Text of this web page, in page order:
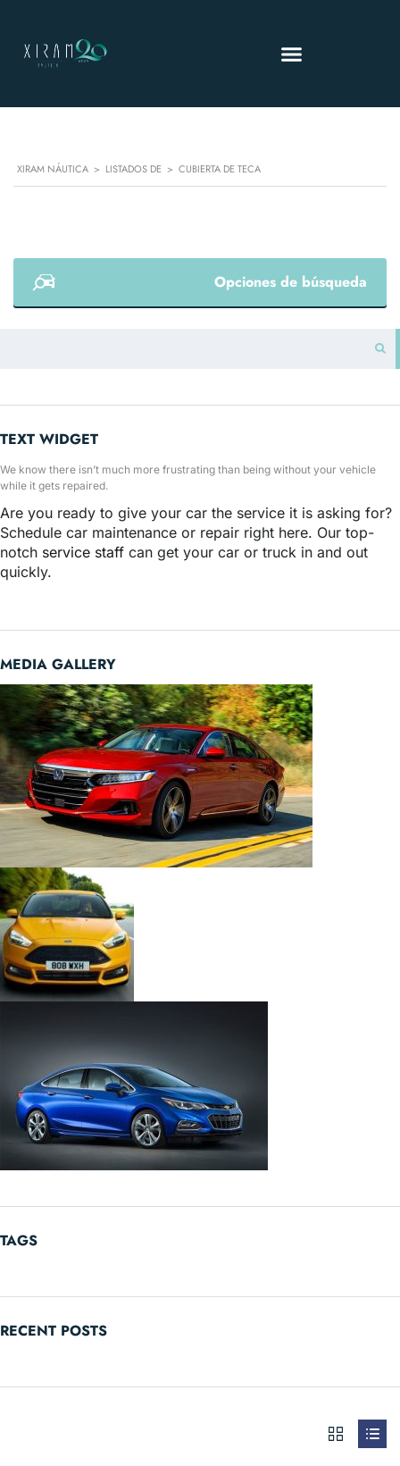
XIRAM NÁUTICA > LISTADOS DE > CUBIERTA DE TECA
Opciones de búsqueda
TEXT WIDGET
We know there isn’t much more frustrating than being without your vehicle
while it gets repaired.
Are you ready to give your car the service it is asking for?
Schedule car maintenance or repair right here. Our top-
notch service staff can get your car or truck in and out
quickly.
MEDIA GALLERY
TAGS
RECENT POSTS